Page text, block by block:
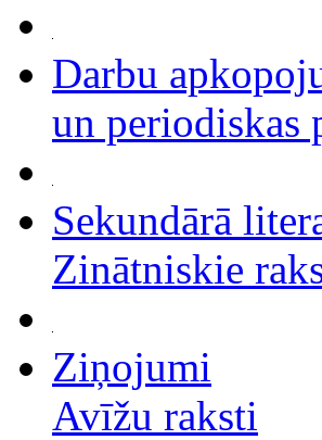
Darbu
un periodiskas
Sekundārā
Zinātniskie
Ziņojumi
Avīžu raksti